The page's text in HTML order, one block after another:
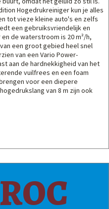
Hogedrukreiniger kun je alles
tot vieze kleine auto's en zelfs
een gebruiksvriendelijk en
de waterstroom is 20 m²/h,
een groot gebied heel snel
van een Vario Power-
aan de hardnekkigheid van het
vuilfrees en een foam
voor een diepere
van 8 m zijn ook